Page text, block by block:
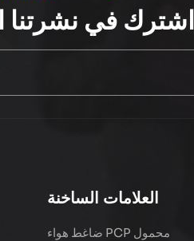
اشترك في نشرتنا
العلامات الساخنة
ضاغط هواء PCP محمول